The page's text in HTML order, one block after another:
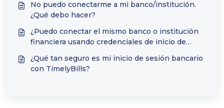
No puedo conectarme a mi banco/institución.
¿Qué debo hacer?
¿Puedo conectar el mismo banco o institución
financiera usando credenciales de inicio de
¿Qué tan seguro es mi inicio de sesión bancario
con TimelyBills?